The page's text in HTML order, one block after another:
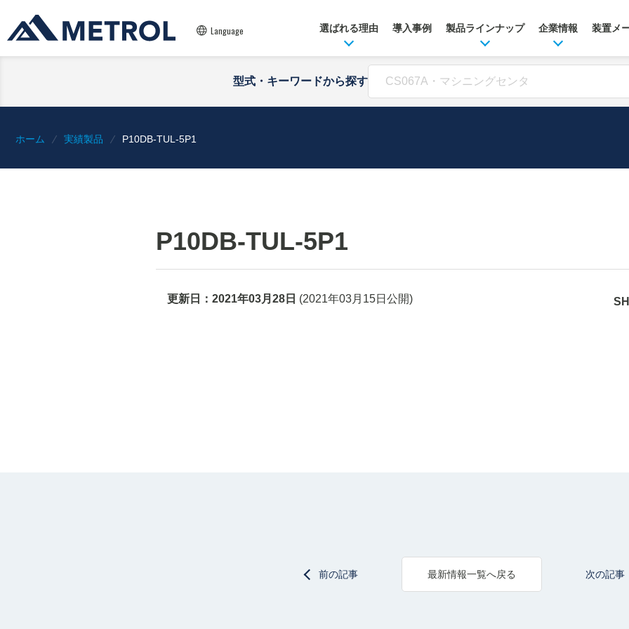
Language 選ばれる理由 導入事例 製品ラインナップ 企業情報 装置メ
型式・キーワードから探す
ホーム 実績製品 P10DB-TUL-5P1
P10DB-TUL-5P1
更新日： 2021年03月28日 (2021年03月15日 公開)
前の記事 最新情報一覧へ戻る 次の記事